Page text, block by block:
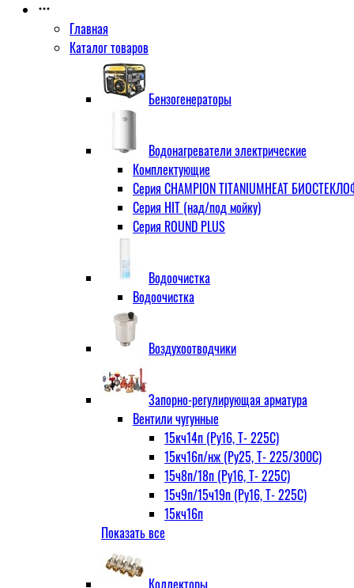
Главная
Каталог товаров
Бензогенераторы
Водонагреватели электрические
Комплектующие
Серия CHAMPION TITANIUMHEAT
Серия HIT (над/под мойку)
Серия ROUND PLUS
Водоочистка
Водоочистка
Воздухоотводчики
Запорно-регулирующая арматура
Вентили чугунные
15кч14п (Ру16, Т- 225С)
15кч16п/нж (Ру25, Т- 225/300С)
15ч8п/18п (Ру16, Т- 225С)
15ч9п/15ч19п (Ру16, Т- 225С)
15кч16п
Показать все
Коллекторы